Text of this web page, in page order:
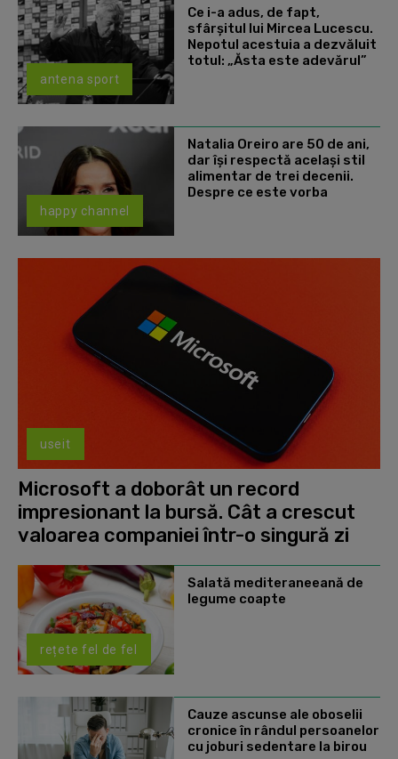
antena sport
Ce i-a adus, de fapt,
sfârșitul lui Mircea Lucescu.
Nepotul acestuia a dezvăluit
totul: „Ăsta este adevărul”
happy channel
Natalia Oreiro are 50 de ani,
dar își respectă același stil
alimentar de trei decenii.
Despre ce este vorba
useit
Microsoft a doborât un record
impresionant la bursă. Cât a crescut
valoarea companiei într-o singură zi
rețete fel de fel
Salată mediteraneeană de
legume coapte
Cauze ascunse ale oboselii
cronice în rândul persoanelor
cu joburi sedentare la birou